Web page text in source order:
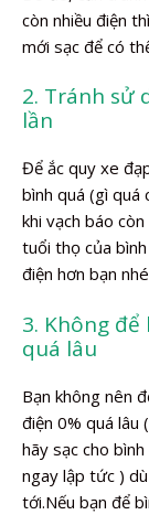
còn nhiều điện
mới sạc để có
2. Tránh sử
lần
Để ắc quy xe
bình quá (gì
khi vạch báo
tuổi thọ của
điện hơn bạn
3. Không
quá lâu
Bạn không nên
điện 0% quá lâu
hãy sạc cho
ngay lập tức )
tới.Nếu bạn để